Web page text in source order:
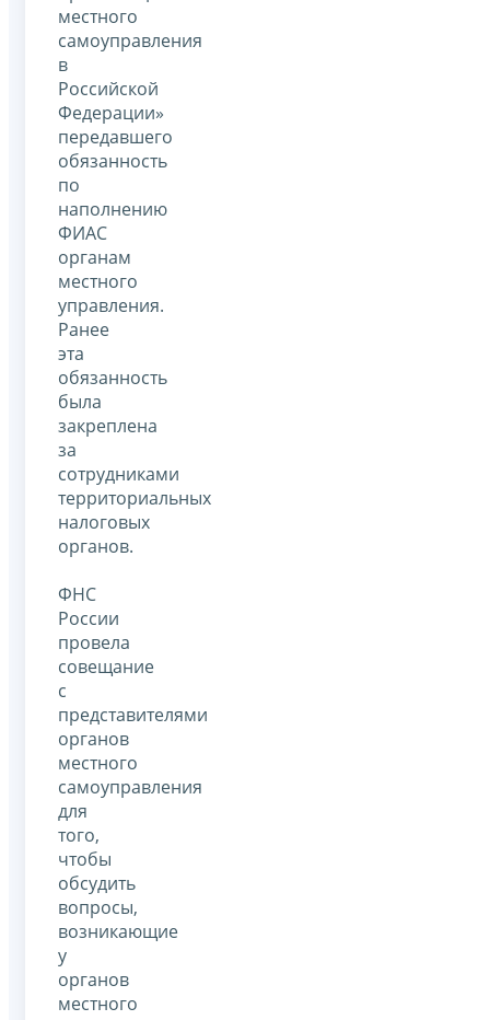
местного
самоуправления
в
Российской
Федерации»
передавшего
обязанность
по
наполнению
ФИАС
органам
местного
управления.
Ранее
эта
обязанность
была
закреплена
за
сотрудниками
территориальных
налоговых
органов.
ФНС
России
провела
совещание
с
представителями
органов
местного
самоуправления
для
того,
чтобы
обсудить
вопросы,
возникающие
у
органов
местного